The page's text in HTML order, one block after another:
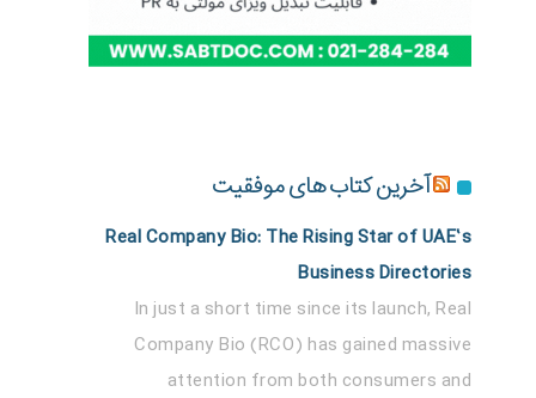
آخرین کتاب های موفقیت
Real Company Bio: The Rising Star of UAE’s
Business Directories
In just a short time since its launch, Real
Company Bio (RCO) has gained massive
attention from both consumers and